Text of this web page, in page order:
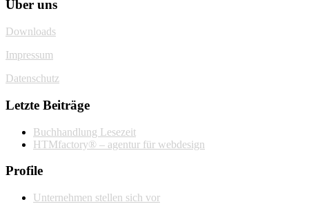
Über uns
Downloads
Impressum
Datenschutz
Letzte Beiträge
Buchhandlung Lesezeit
HTMfactory® – agentur für webdesign
Profile
Unternehmen stellen sich vor